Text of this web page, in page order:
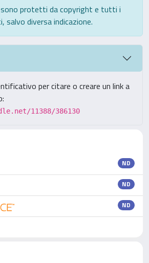
sono protetti da copyright e tutti i
diversa indicazione.
per citare o creare un link a
11388/386130
ND
ND
ND